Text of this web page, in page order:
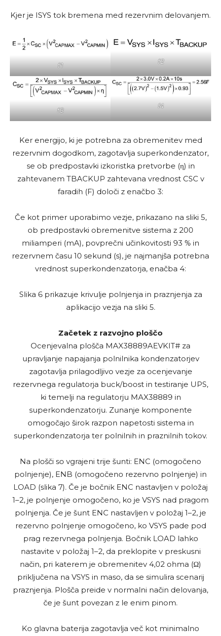
Kjer je ISYS tok bremena med rezervnim delovanjem.
f1 f2
f3
f4
Ker energijo, ki je potrebna za obremenitev med
rezervnim dogodkom, zagotavlja superkondenzator,
se ob predpostavki izkoristka pretvorbe (η) in
zahtevanem TBACKUP zahtevana vrednost CSC v
faradih (F) določi z enačbo 3:
Če kot primer uporabimo vezje, prikazano na sliki 5,
ob predpostavki obremenitve sistema z 200
miliamperi (mA), povprečni učinkovitosti 93 % in
rezervnem času 10 sekund (s), je najmanjša potrebna
vrednost superkondenzatorja, enačba 4:
Slika 6 prikazuje krivulje polnjenja in praznjenja za
aplikacijo vezja na sliki 5.
Začetek z razvojno ploščo
Ocenjevalna plošča MAX38889AEVKIT# za
upravljanje napajanja polnilnika kondenzatorjev
zagotavlja prilagodljivo vezje za ocenjevanje
rezervnega regulatorja buck/boost in testiranje UPS,
ki temelji na regulatorju MAX38889 in
superkondenzatorju. Zunanje komponente
omogočajo širok razpon napetosti sistema in
superkondenzatorja ter polnilnih in praznilnih tokov.
Na plošči so vgrajeni trije šunti: ENC (omogočeno
polnjenje), ENB (omogočeno rezervno polnjenje) in
LOAD (slika 7). Če je bočnik ENC nastavljen v položaj
1–2, je polnjenje omogočeno, ko je VSYS nad pragom
polnjenja. Če je šunt ENC nastavljen v položaj 1–2, je
rezervno polnjenje omogočeno, ko VSYS pade pod
prag rezervnega polnjenja. Bočnik LOAD lahko
nastavite v položaj 1–2, da preklopite v preskusni
način, pri katerem je obremenitev 4,02 ohma (Ω)
priključena na VSYS in maso, da se simulira scenarij
praznjenja. Plošča preide v normalni način delovanja,
če je šunt povezan z le enim pinom.
Ko glavna baterija zagotavlja več kot minimalno